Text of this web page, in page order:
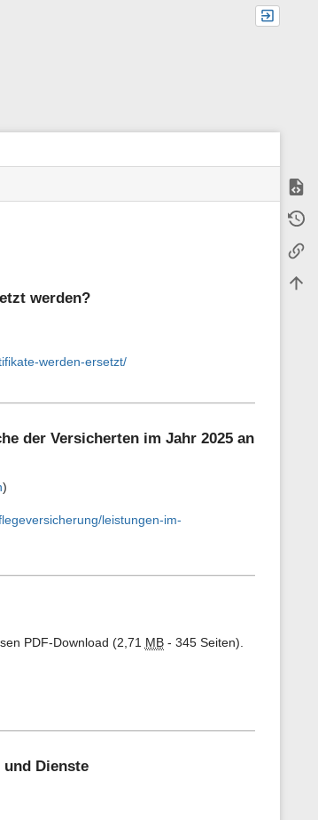
M
n
werden?
werden-ersetzt/
der Versicherten im Jahr 2025 an
)
leistungen-im-
PDF-Download (2,71 MB- 345 Seiten).
Dienste